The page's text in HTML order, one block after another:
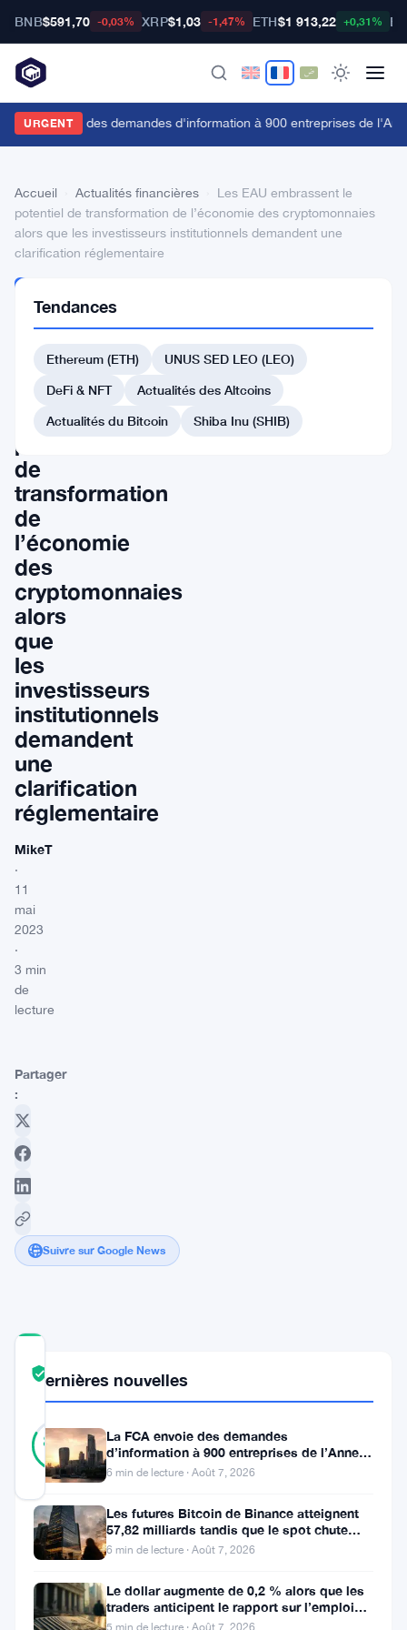
BNB$591,70 -0,03% XRP$1,03 -1,47% ETH$1 913,22 +0,31%
URGENT
FCA envoie des demandes d'information à 900 entreprises de
Accueil Actualités financières
Les EAU embrassent le
potentiel de transformation de l’économie des cryptomonnaies
alors que les investisseurs institutionnels demandent une
clarification réglementaire
FINANCIÈRES
EAU
embrassent
potentiel
de
transformation
de
l’économie
des
cryptomonnaies
alors
que
les
investisseurs
institutionnels
demandent
une
clarification
réglementaire
MikeT
·
11
mai
2023
·
3 min
de
lecture
Partager
:
Suivre sur Google News
TRUST
SCORE
Vérifié
83
RÉEL
Vérifié
votes
Mis à jour 3 ans il y a
Les
Émirats
arabes
unis
Tendances
Ethereum (ETH)
UNUS SED LEO (LEO)
DeFi & NFT
Actualités des Altcoins
Actualités du Bitcoin
Shiba Inu (SHIB)
Dernières nouvelles
La FCA envoie des demandes
d’information à 900 entreprises de l’Annexe
1 contre le blanchiment
6 min de lecture · Août 7, 2026
Les futures Bitcoin de Binance atteignent
57,82 milliards tandis que le spot chute
huit fois
6 min de lecture · Août 7, 2026
Le dollar augmente de 0,2 % alors que les
traders anticipent le rapport sur l’emploi
aux États-Unis
5 min de lecture · Août 7, 2026